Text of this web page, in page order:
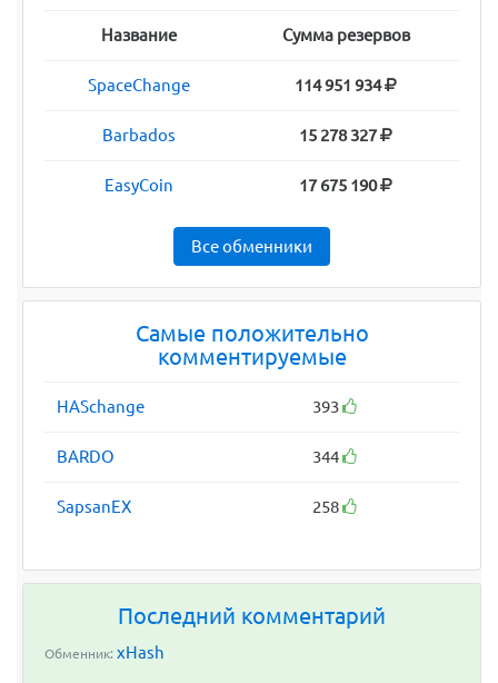
Название Сумма резервов
SpaceChange 114 951 934
Barbados 15 278 327
EasyCoin 17 675 190
Все обменники
Самые положительно
комментируемые
HASchange 393
BARDO 344
SapsanEX 258
Последний комментарий
Обменник: xHash